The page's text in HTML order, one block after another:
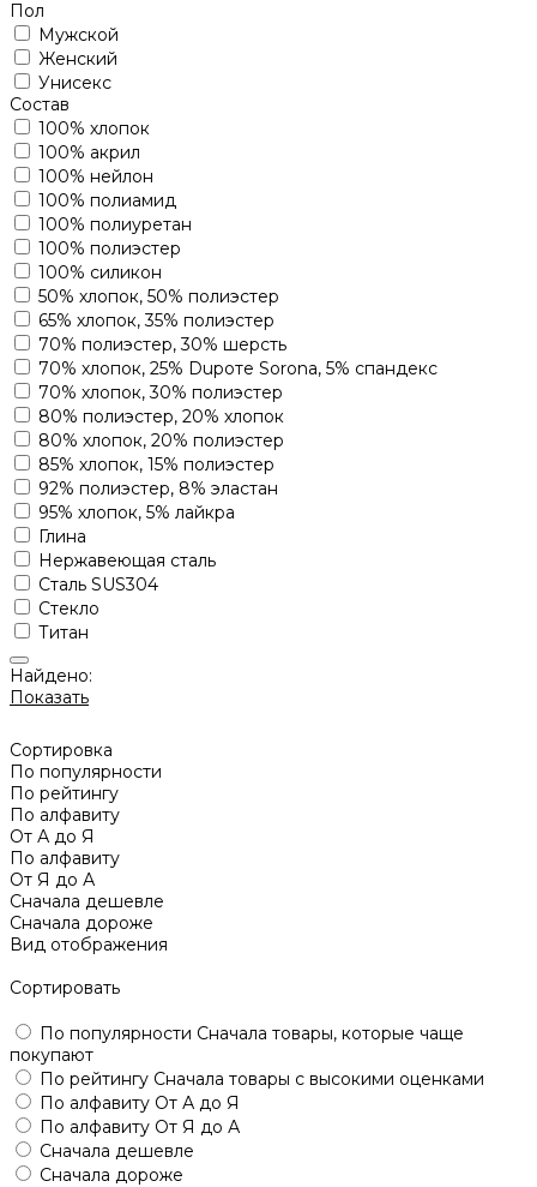
Пол
Мужской
Женский
Унисекс
Состав
100% хлопок
100% акрил
100% нейлон
100% полиамид
100% полиуретан
100% полиэстер
100% силикон
50% хлопок, 50% полиэстер
65% хлопок, 35% полиэстер
70% полиэстер, 30% шерсть
70% хлопок, 25% Dupoте Sorona, 5% спандекс
70% хлопок, 30% полиэстер
80% полиэстер, 20% хлопок
80% хлопок, 20% полиэстер
85% хлопок, 15% полиэстер
92% полиэстер, 8% эластан
95% хлопок, 5% лайкра
Глина
Нержавеющая сталь
Сталь SUS304
Стекло
Титан
Найдено:
Показать
Сортировка
По популярности
По рейтингу
По алфавиту
От А до Я
По алфавиту
От Я до А
Сначала дешевле
Сначала дороже
Вид отображения
Сортировать
По популярности Сначала товары, которые чаще
покупают
По рейтингу Сначала товары с высокими оценками
По алфавиту От А до Я
По алфавиту От Я до А
Сначала дешевле
Сначала дороже